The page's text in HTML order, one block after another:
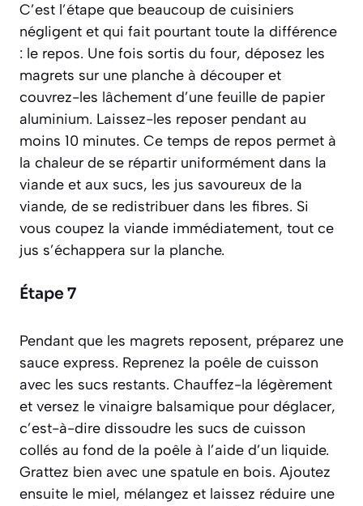
C’est l’étape que beaucoup de cuisiniers
négligent et qui fait pourtant toute la différence
: le repos. Une fois sortis du four, déposez les
magrets sur une planche à découper et
couvrez-les lâchement d’une feuille de papier
aluminium. Laissez-les reposer pendant au
moins 10 minutes. Ce temps de repos permet à
la chaleur de se répartir uniformément dans la
viande et aux sucs, les jus savoureux de la
viande, de se redistribuer dans les fibres. Si
vous coupez la viande immédiatement, tout ce
jus s’échappera sur la planche.
Étape 7
Pendant que les magrets reposent, préparez une
sauce express. Reprenez la poêle de cuisson
avec les sucs restants. Chauffez-la légèrement
et versez le vinaigre balsamique pour déglacer,
c’est-à-dire dissoudre les sucs de cuisson
collés au fond de la poêle à l’aide d’un liquide.
Grattez bien avec une spatule en bois. Ajoutez
ensuite le miel, mélangez et laissez réduire une